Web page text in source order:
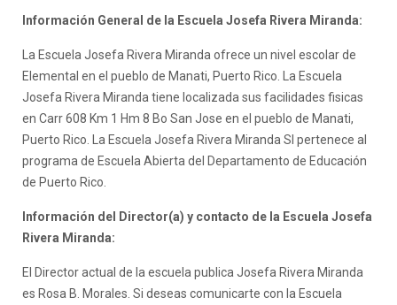
Información General de la Escuela Josefa Rivera Miranda:
La Escuela Josefa Rivera Miranda ofrece un nivel escolar de
Elemental en el pueblo de Manati, Puerto Rico. La Escuela
Josefa Rivera Miranda tiene localizada sus facilidades fisicas
en Carr 608 Km 1 Hm 8 Bo San Jose en el pueblo de Manati,
Puerto Rico. La Escuela Josefa Rivera Miranda SI pertenece al
programa de Escuela Abierta del Departamento de Educación
de Puerto Rico.
Información del Director(a) y contacto de la Escuela Josefa
Rivera Miranda:
El Director actual de la escuela publica Josefa Rivera Miranda
es Rosa B. Morales. Si deseas comunicarte con la Escuela